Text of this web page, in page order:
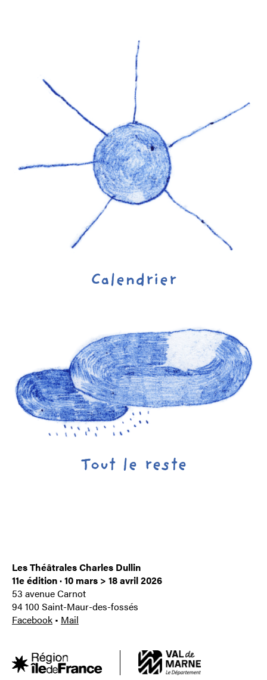
Calendrier
Tout le reste
Les Théâtrales Charles Dullin
11e édition · 10 mars > 18 avril 2026
53 avenue Carnot
94 100 Saint-Maur-des-fossés
Facebook• Mail